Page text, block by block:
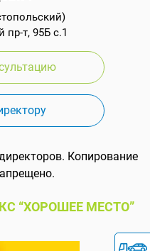
пр-т, 95Б с.1
Копирование
“ХОРОШЕЕ МЕСТО”